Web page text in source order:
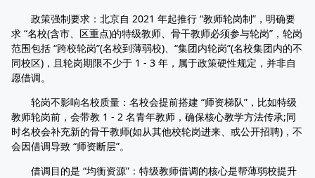
政策强制要求：北京自 2021 年起推行 “教师轮岗制”，明确要
求 “名校(含市、区重点)的特级教师、骨干教师必须参与轮岗”，轮岗
范围包括 “跨校轮岗”(名校到薄弱校)、“集团内轮岗”(名校集团内的不
同校区)，且轮岗期限不少于 1 - 3 年，属于政策硬性规定，并非自
愿借调。
轮岗不影响名校质量：名校会提前搭建 “师资梯队”，比如特级
教师轮岗前，会带教 1 - 2 名青年教师，确保核心教学方法传承;同
时名校会补充新的骨干教师(如从其他校轮岗进来、或公开招聘)，不
会因借调导致 “师资断层”。
借调目的是 “均衡资源”：特级教师借调的核心是帮薄弱校提升